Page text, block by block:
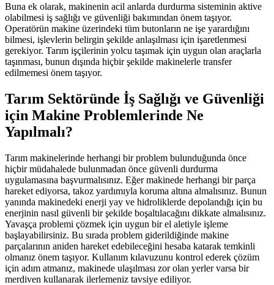
Buna ek olarak, makinenin acil anlarda durdurma sisteminin aktive
olabilmesi iş sağlığı ve güvenliği bakımından önem taşıyor.
Operatörün makine üzerindeki tüm butonların ne işe yarardığını
bilmesi, işlevlerin belirgin şekilde anlaşılması için işaretlenmesi
gerekiyor. Tarım işçilerinin yolcu taşımak için uygun olan araçlarla
taşınması, bunun dışında hiçbir şekilde makinelerle transfer
edilmemesi önem taşıyor.
Tarım Sektöründe İş Sağlığı ve Güvenliği
için Makine Problemlerinde Ne
Yapılmalı?
Tarım makinelerinde herhangi bir problem bulunduğunda önce
hiçbir müdahalede bulunmadan önce güvenli durdurma
uygulamasına başvurmalısınız. Eğer makinede herhangi bir parça
hareket ediyorsa, takoz yardımıyla koruma altına almalısınız. Bunun
yanında makinedeki enerji yay ve hidroliklerde depolandığı için bu
enerjinin nasıl güvenli bir şekilde boşaltılacağını dikkate almalısınız.
Yavaşça problemi çözmek için uygun bir el aletiyle işleme
başlayabilirsiniz. Bu sırada problem giderildiğinde makine
parçalarının aniden hareket edebileceğini hesaba katarak temkinli
olmanız önem taşıyor. Kullanım kılavuzunu kontrol ederek çözüm
için adım atmanız, makinede ulaşılması zor olan yerler varsa bir
merdiven kullanarak ilerlemeniz tavsiye ediliyor.